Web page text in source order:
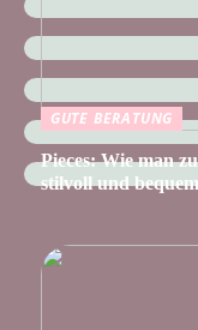
GUTE BERATUNG
Pieces: Wie man
stilvoll und